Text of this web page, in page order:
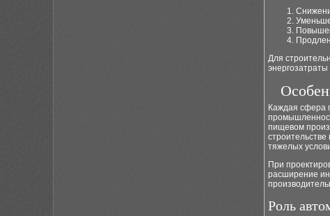
Для
Каждая сфера
пищевом
тяжелых
При
расширение
Роль